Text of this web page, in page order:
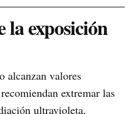
la exposición
alcanzan valores
extremar las
ultravioleta,